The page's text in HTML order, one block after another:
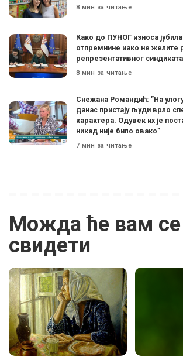
8 мин за читање
Како до ПУНОГ износа
отпремнине иако не желите
репрезентативног
8 мин за читање
Снежана Романдић: ”На
данас пристају људи врло
карактера. Одувек их је
никад није било овако”
7 мин за читање
Можда ће вам се
свидети